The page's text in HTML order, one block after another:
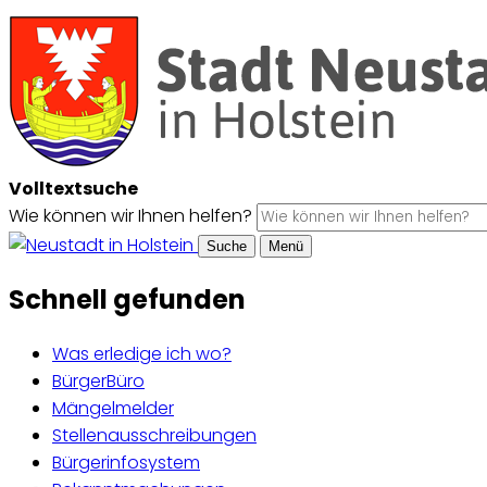
Volltextsuche
Wie können wir Ihnen helfen?
Suche
Menü
Schnell gefunden
Was erledige ich wo?
BürgerBüro
Mängelmelder
Stellenausschreibungen
Bürgerinfosystem